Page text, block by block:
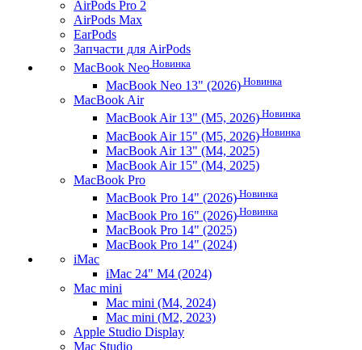
AirPods Pro 2
AirPods Max
EarPods
Запчасти для AirPods
MacBook Neo Новинка
MacBook Neo 13" (2026) Новинка
MacBook Air
MacBook Air 13" (M5, 2026) Новинка
MacBook Air 15" (M5, 2026) Новинка
MacBook Air 13" (M4, 2025)
MacBook Air 15" (M4, 2025)
MacBook Pro
MacBook Pro 14" (2026) Новинка
MacBook Pro 16" (2026) Новинка
MacBook Pro 14" (2025)
MacBook Pro 14" (2024)
iMac
iMac 24" M4 (2024)
Mac mini
Mac mini (M4, 2024)
Mac mini (M2, 2023)
Apple Studio Display
Mac Studio